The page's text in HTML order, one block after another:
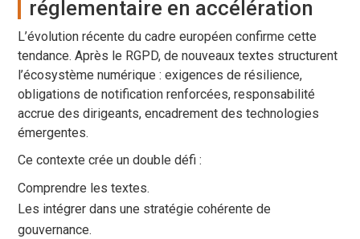
réglementaire en accélération
L’évolution récente du cadre européen confirme cette
tendance. Après le RGPD, de nouveaux textes structurent
l’écosystème numérique : exigences de résilience,
obligations de notification renforcées, responsabilité
accrue des dirigeants, encadrement des technologies
émergentes.
Ce contexte crée un double défi :
Comprendre les textes.
Les intégrer dans une stratégie cohérente de
gouvernance.